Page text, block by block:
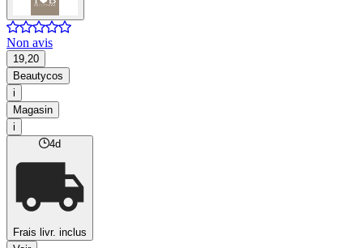
Non avis
19,20
Beautycos
i
Magasin
i
4d
Frais livr. inclus